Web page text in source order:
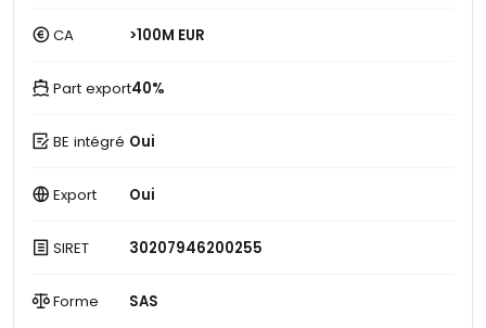
CA >100M EUR
Part export40%
BE intégré Oui
Export Oui
SIRET 30207946200255
Forme SAS